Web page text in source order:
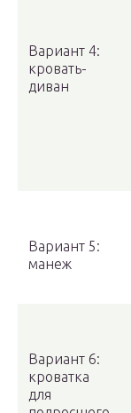
Вариант 4:
кровать-
диван
Вариант 5:
манеж
Вариант 6:
кроватка
для